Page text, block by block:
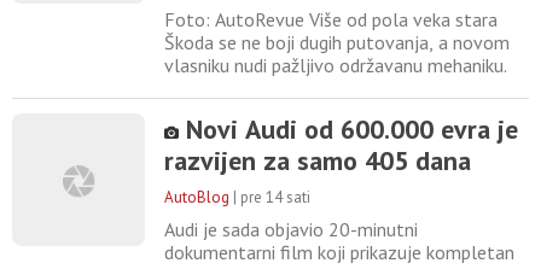
Foto: AutoRevue Više od pola veka stara
Škoda se ne boji dugih putovanja, a novom
vlasniku nudi pažljivo održavanu mehaniku.
neprestanog pregledavanja oglasa i
maštanja o tome koji automobil bi mogao
da parkira u svojoj garaži. Ovoga puta
redakciji AutoRevue je za oko zapeo oglas
Novi Audi od 600.000 evra je
razvijen za samo 405 dana
AutoBlog | pre 14 sati
Audi je sada objavio 20-minutni
dokumentarni film koji prikazuje kompletan